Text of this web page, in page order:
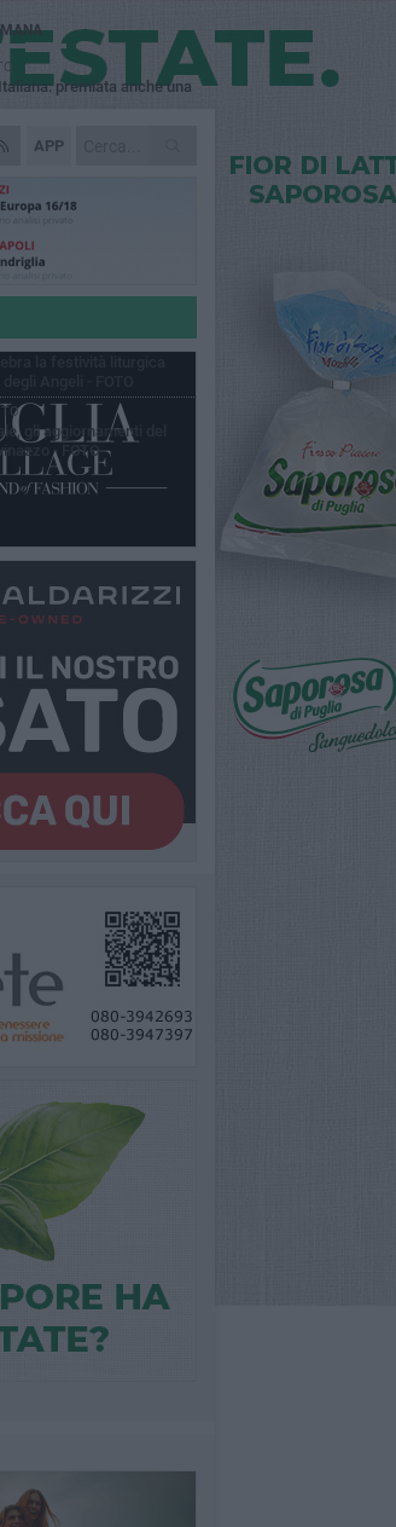
APP
premiata anche una
litorale di Giovinazzo,
prova a spegnere le
punto siamo?»:
gli aggiornamenti del
- FOTO